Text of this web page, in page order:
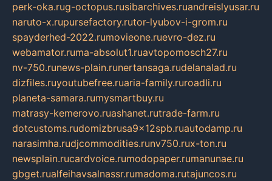
perk-oka.rug-octopus.rusibarchives.ruandreislyusar.ru
naruto-x.rupursefactory.rutor-lyubov-i-grom.ru
spayderhed-2022.rumovieone.ruevro-dez.ru
webamator.ruma-absolut1.ruavtopomosch27.ru
nv-750.runews-plain.runertansaga.rudelanalad.ru
dizfiles.ruyoutubefree.ruaria-family.ruroadli.ru
planeta-samara.rumysmartbuy.ru
matrasy-kemerovo.ruashanet.rutrade-farm.ru
dotcustoms.rudomizbrusa9x12spb.ruautodamp.ru
narasimha.rudjcommodities.runv750.rux-ton.ru
newsplain.rucardvoice.rumodopaper.rumanunae.ru
gbget.rualfeihavsalnassr.rumadoma.rutajuncos.ru